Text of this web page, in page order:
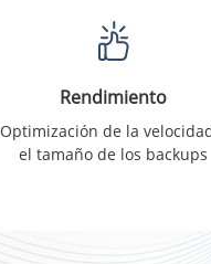
Rendimiento
Optimización de la
el tamaño de los backups